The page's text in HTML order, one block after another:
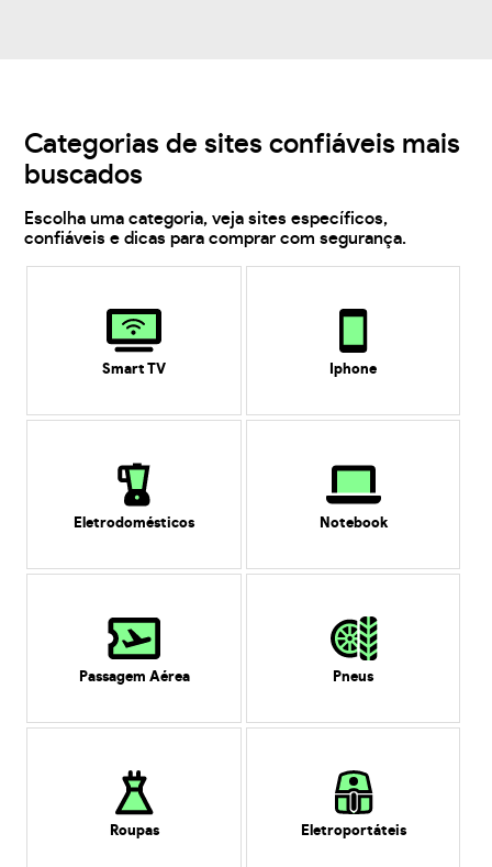
Categorias de sites confiáveis mais
buscados
Escolha uma categoria, veja sites específicos,
confiáveis e dicas para comprar com segurança.
Smart TV Iphone
Eletrodomésticos Notebook
Passagem Aérea Pneus
Roupas Eletroportáteis